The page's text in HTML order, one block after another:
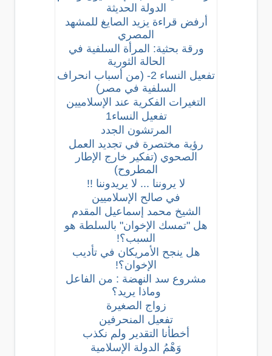
الدولة الحديثة
أرفض قراءة يزيد الصايغ للمشهد
المصري
ورقة بحثية: المرأة السلفية في
الحالة الثورية
تفعيل النساء 2- (من أسباب انحراف
السلفية في مصر)
التغيرات الفكرية عند الإسلاميين
تفعيل النساء1
المرتشون الجدد
رؤية مختصرة في تجديد العمل
الصحوي (تفكير خارج الإطار
المطروح)
لا يروننا ... لا يريدوننا !!
في صالح الإسلاميين
الشيخ محمد إسماعيل المقدم
هل "تمسك الإخوان" بالسلطة هو
السبب؟!
هل ينجح الأمريكان في تأديب
الإخوان؟!
مشروع سد النهضة : من الفاعل
وماذا يريد؟
زواج الصغيرة
تفعيل المنحرفين
أخطأنا التقدير ولم نكذب
وَهْمُ الدولة الإسلامية